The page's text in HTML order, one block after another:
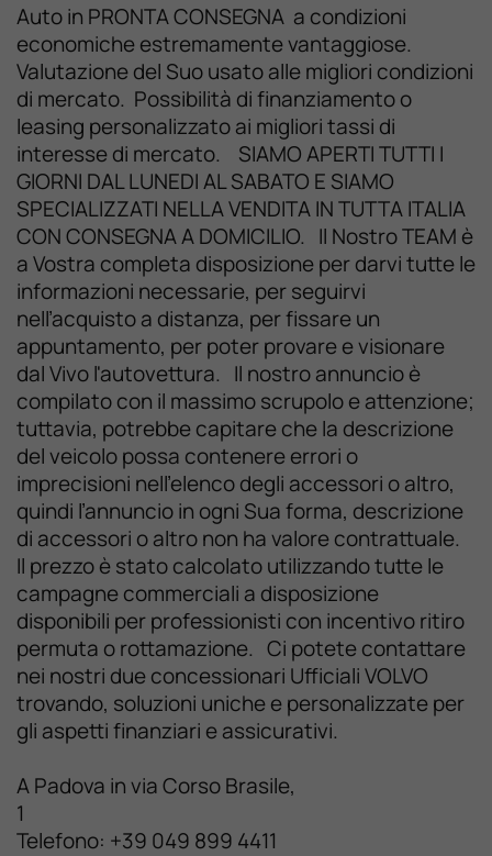
Auto in PRONTA CONSEGNA a condizioni
economiche estremamente vantaggiose.
Valutazione del Suo usato alle migliori condizioni
di mercato. Possibilità di finanziamento o
leasing personalizzato ai migliori tassi di
interesse di mercato. SIAMO APERTI TUTTI I
GIORNI DAL LUNEDI AL SABATO E SIAMO
SPECIALIZZATI NELLA VENDITA IN TUTTA ITALIA
CON CONSEGNA A DOMICILIO. Il Nostro TEAM è
a Vostra completa disposizione per darvi tutte le
informazioni necessarie, per seguirvi
nell’acquisto a distanza, per fissare un
appuntamento, per poter provare e visionare
dal Vivo l'autovettura. Il nostro annuncio è
compilato con il massimo scrupolo e attenzione;
tuttavia, potrebbe capitare che la descrizione
del veicolo possa contenere errori o
imprecisioni nell’elenco degli accessori o altro,
quindi l’annuncio in ogni Sua forma, descrizione
di accessori o altro non ha valore contrattuale.
Il prezzo è stato calcolato utilizzando tutte le
campagne commerciali a disposizione
disponibili per professionisti con incentivo ritiro
permuta o rottamazione. Ci potete contattare
nei nostri due concessionari Ufficiali VOLVO
trovando, soluzioni uniche e personalizzate per
gli aspetti finanziari e assicurativi.
A Padova in via Corso Brasile,
1
Telefono: +39 049 899 4411